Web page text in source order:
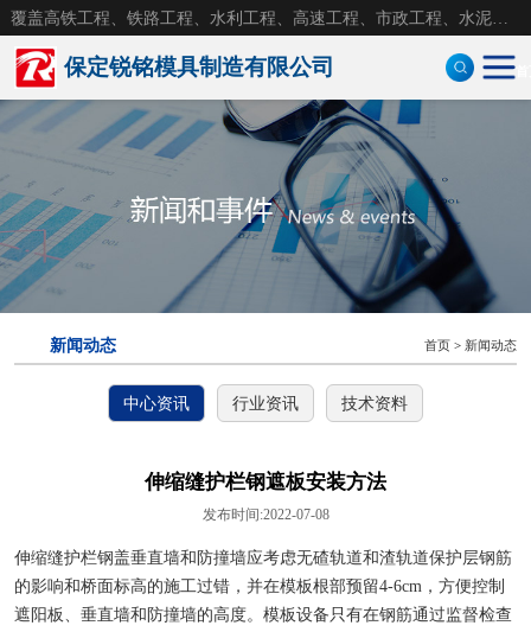
保定锐铭模具制造有限公司 首
新闻动态 首页 > 新闻动态
中心资讯 行业资讯 技术资料
伸缩缝护栏钢遮板安装方法
发布时间:2022-07-08
伸缩缝护栏钢盖垂直墙和防撞墙应考虑无碴轨道和渣轨道保护层钢筋
的影响和桥面标高的施工过错，并在模板根部预留4-6cm，方便控制
遮阳板、垂直墙和防撞墙的高度。模板设备只有在钢筋通过监督检查
定型钢模板
防护墙模板
风电基础模板
盖板模具
钢模具
拱形护坡模具
矩形槽模具